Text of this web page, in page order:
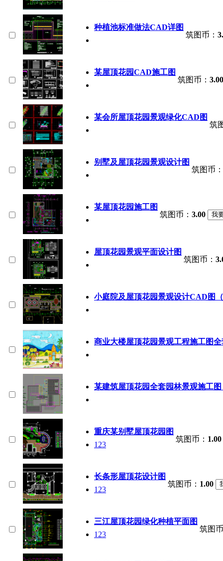
种植池标准做法CAD详图
筑图币：
某屋顶花园CAD施工图
筑图币： 3.00
某会所屋顶花园景观绿化CAD图
筑
别墅及屋顶花园景观设计图
筑图币：
某屋顶花园施工图
筑图币： 3.00
屋顶花园景观平面设计图
筑图币：
小庭院及屋顶花园景观设计CAD图
商业大楼屋顶花园景观工程施工图全
某建筑屋顶花园全套园林景观施工
重庆某别墅屋顶花园图
123
筑图币： 1.00
长条形屋顶花设计图
123
筑图币： 1.00
三江屋顶花园绿化种植平面图
123
筑图